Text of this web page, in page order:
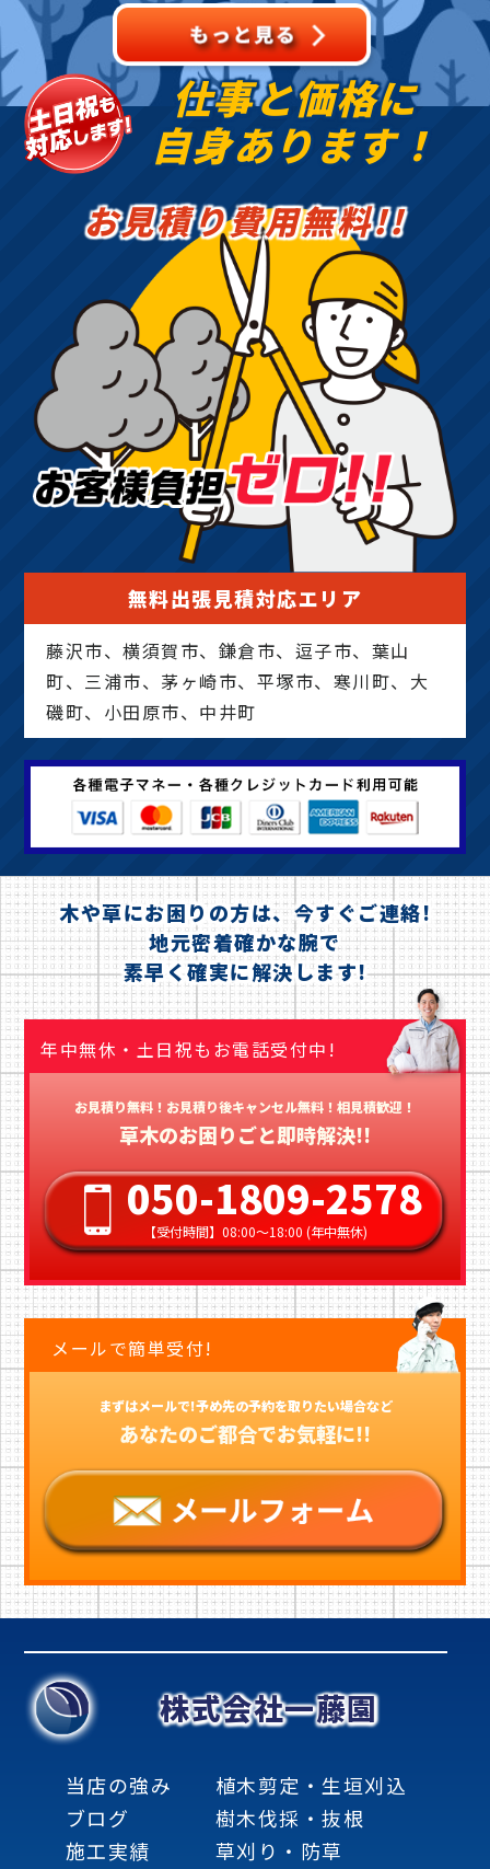
仕事と価格に
自身あります！
お見積り費用無料!!
無料出張見積対応エリア
藤沢市、横須賀市、鎌倉市、逗子市、葉山
町、三浦市、茅ヶ崎市、平塚市、寒川町、大
磯町、小田原市、中井町
木や草にお困りの方は、今すぐご連絡!
地元密着確かな腕で
素早く確実に解決します!
年中無休・土日祝もお電話受付中!
お見積り無料！お見積り後キャンセル無料！相見積歓迎！
草木のお困りごと即時解決!!
050-1809-2578
【受付時間】08:00〜18:00 (年中無休)
メールで簡単受付!
まずはメールで!予め先の予約を取りたい場合など
あなたのご都合でお気軽に!!
株式会社一藤園
当店の強み
ブログ
施工実績
植木剪定・生垣刈込
樹木伐採・抜根
草刈り・防草